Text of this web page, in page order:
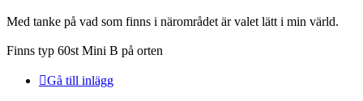
Med tanke på vad som finns i närområdet är valet lätt i min värld.
Finns typ 60st Mini B på orten
Gå till inlägg